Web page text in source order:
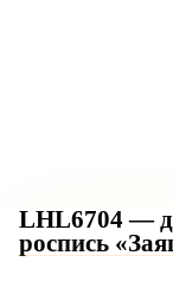
LHL6704 —
роспись